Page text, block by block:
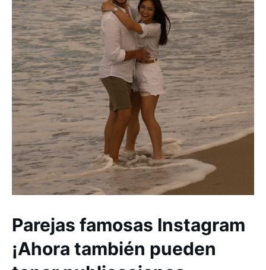
Parejas famosas Instagram
¡Ahora también pueden